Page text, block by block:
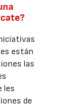
están
las
les
de